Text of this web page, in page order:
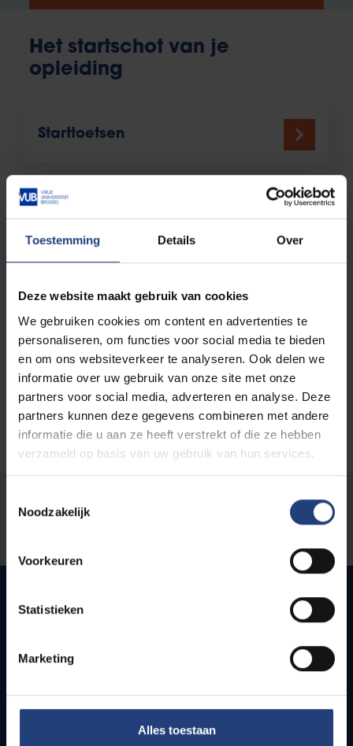
Toestemming Details Over
Deze website maakt gebruik van cookies
We gebruiken cookies om content en advertenties te
personaliseren, om functies voor social media te bieden
en om ons websiteverkeer te analyseren. Ook delen we
informatie over uw gebruik van onze site met onze
partners voor social media, adverteren en analyse. Deze
partners kunnen deze gegevens combineren met andere
informatie die u aan ze heeft verstrekt of die ze hebben
verzameld op basis van uw gebruik van hun services.
Noodzakelijk
Voorkeuren
Statistieken
Marketing
Alles toestaan
Het startschot van je
opleiding
Starttoetsen
Start nog meer voorbereid
Test je voorkennis
Webmail
Lesroosters
Bereikbaarheid